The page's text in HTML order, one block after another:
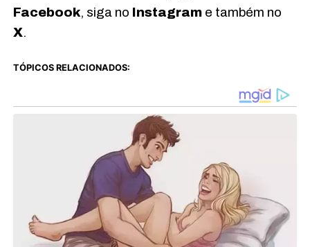
Facebook, siga no Instagrame também no
X.
TÓPICOS RELACIONADOS: